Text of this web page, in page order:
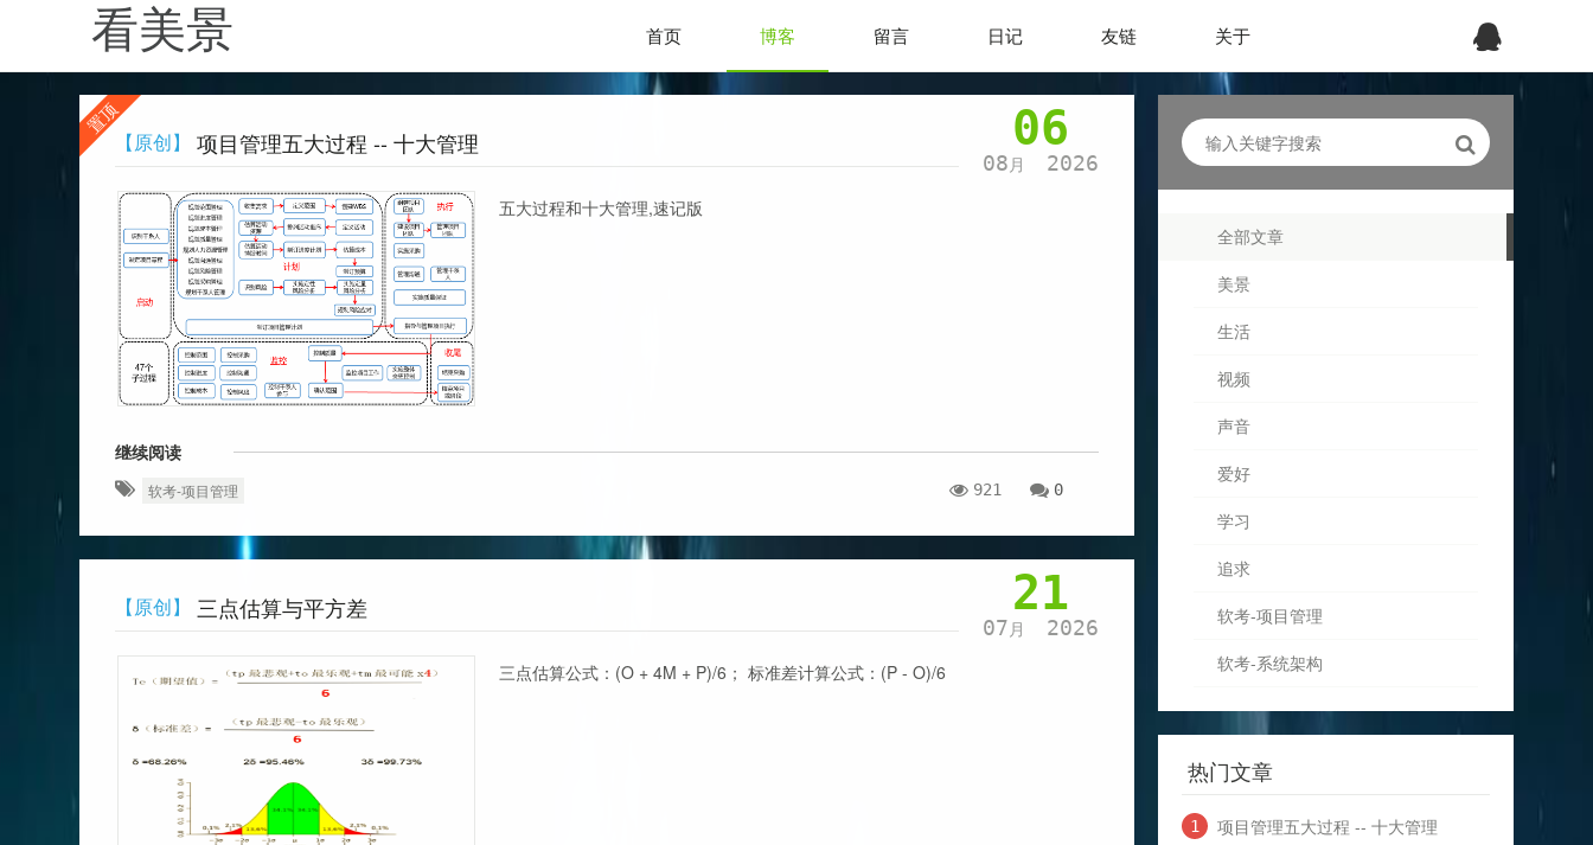
看美景 首页 博客 留言 日记 友链 关于
置顶
【原创】 项目管理五大过程 -- 十大管理 06
08 月 2026
五大过程和十大管理,速记版
继续阅读
软考-项目管理 921 0
【原创】 三点估算与平方差 21
07 月 2026
三点估算公式：(O + 4M + P)/6； 标准差计算公式：(P - O)/6
全部文章
美景
生活
视频
声音
爱好
学习
追求
软考-项目管理
软考-系统架构
热门文章
项目管理五大过程 -- 十大管理